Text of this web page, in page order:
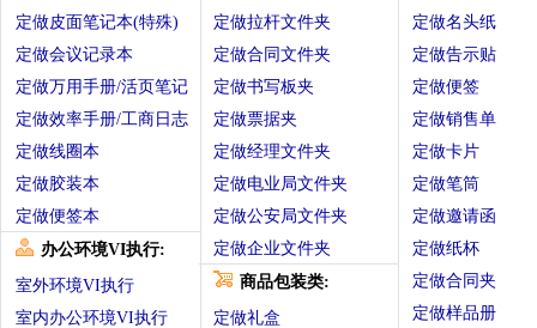
定做皮面笔记本(特殊)
定做会议记录本
定做万用手册/活页笔记
定做效率手册/工商日志
定做线圈本
定做胶装本
定做便签本
办公环境VI执行:
室外环境VI执行
室内办公环境VI执行
定做拉杆文件夹
定做合同文件夹
定做书写板夹
定做票据夹
定做经理文件夹
定做电业局文件夹
定做公安局文件夹
定做企业文件夹
商品包装类:
定做礼盒
定做名头纸
定做告示贴
定做便签
定做销售单
定做卡片
定做笔筒
定做邀请函
定做纸杯
定做合同夹
定做样品册